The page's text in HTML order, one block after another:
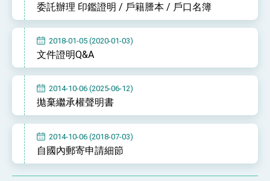
賴總統就職演說影片
總統重要談話
外交部重要言論
我國政府將在美國亞利桑納州設立「駐鳳凰城辦
事處」，進一步深化台美交流合作
委託辦理 印鑑證明 / 戶籍謄本 / 戶口名簿
2018-01-05 (2020-01-03)
文件證明Q&A
2014-10-06 (2025-06-12)
拋棄繼承權聲明書
2014-10-06 (2018-07-03)
自國內郵寄申請細節